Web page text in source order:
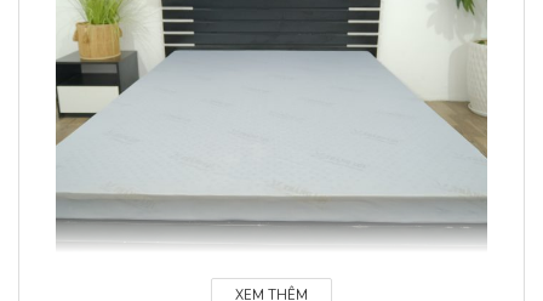
XEM THÊM